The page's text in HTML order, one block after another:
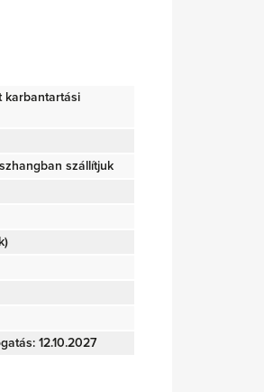
karbantartási
szállítjuk
12.10.2027